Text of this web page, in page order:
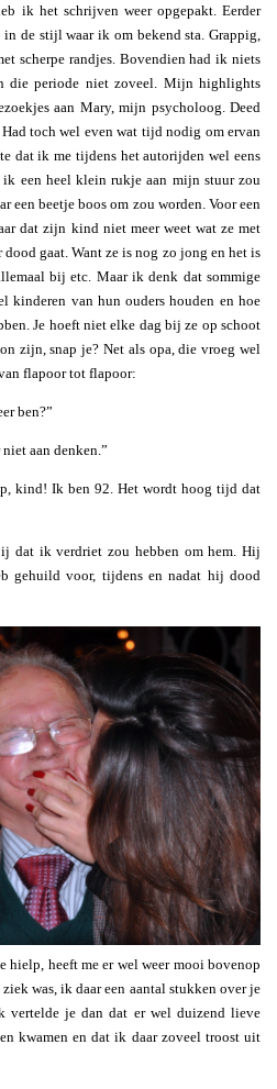
ik het schrijven weer opgepakt. Eerder
de stijl waar ik om bekend sta. Grappig,
scherpe randjes. Bovendien had ik niets
die periode niet zoveel. Mijn highlights
aan Mary, mijn psycholoog. Deed
toch wel even wat tijd nodig om ervan
dat ik me tijdens het autorijden wel eens
ik een heel klein rukje aan mijn stuur zou
een beetje boos om zou worden. Voor een
dat zijn kind niet meer weet wat ze met
dood gaat. Want ze is nog zo jong en het is
bij etc. Maar ik denk dat sommige
kinderen van hun ouders houden en hoe
Je hoeft niet elke dag bij ze op schoot
zijn, snap je? Net als opa, die vroeg wel
flapoor tot flapoor:
ben?”
aan denken.”
kind! Ik ben 92. Het wordt hoog tijd dat
dat ik verdriet zou hebben om hem. Hij
gehuild voor, tijdens en nadat hij dood
hielp, heeft me er wel weer mooi bovenop
was, ik daar een aantal stukken over je
vertelde je dan dat er wel duizend lieve
kwamen en dat ik daar zoveel troost uit